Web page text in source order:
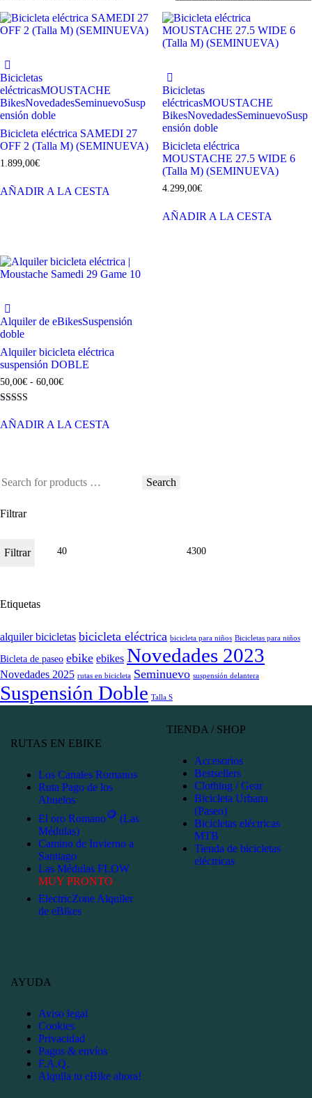
Bicicletas
eléctricasMOUSTACHE
BikesNovedadesSeminuevoSusp
ensión doble
Bicicleta eléctrica SAMEDI 27
OFF 2 (Talla M) (SEMINUEVA)
1.899,00€
AÑADIR A LA CESTA
Bicicletas
eléctricasMOUSTACHE
BikesNovedadesSeminuevoSusp
ensión doble
Bicicleta eléctrica
MOUSTACHE 27.5 WIDE 6
(Talla M) (SEMINUEVA)
4.299,00€
AÑADIR A LA CESTA
Alquiler de eBikesSuspensión
doble
Alquiler bicicleta eléctrica
suspensión DOBLE
50,00€ - 60,00€
con
4.67
AÑADIR A LA CESTA
Search
Filtrar
Filtrar
Etiquetas
alquiler bicicletas bicicleta eléctrica bicicleta para niños Bicicletas para niños
Bicleta de paseo ebike ebikes Novedades 2023
Novedades 2025 rutas en bicicleta Seminuevo suspensión delantera
Suspensión Doble Talla S
RUTAS EN EBIKE
Los Canales Romanos
Ruta Pago de los
Abuelos
El oro Romano🪙 (Las
Médulas)
Camino de Invierno a
Santiago
Las Médulas FLOW
MUY PRONTO
ElectricZone Alquiler
de eBikes
TIENDA / SHOP
Accesorios
Bestsellers
Clothing / Gear
Bicicleta Urbana
(Paseo)
Bicicletas eléctricas
MTB
Tienda de bicicletas
eléctricas
AYUDA
Aviso legal
Cookies
Privacidad
Pagos & envíos
F.A.Q.
Alquila tu eBike ahora!